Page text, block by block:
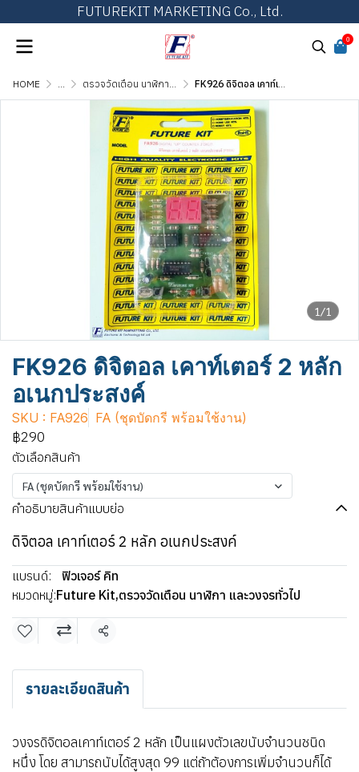
FUTUREKIT MARKETING Co., Ltd.
0
HOME ... ตรวจวัดเตือน นาฬิกา และวงจรทั่วไป FK926 ดิจิตอล เคาท์เตอร์ 2 หลัก อเนกประสงค์
1/1
FK926 ดิจิตอล เคาท์เตอร์ 2 หลัก
อเนกประสงค์
SKU : FA926 FA (ชุดบัดกรี พร้อมใช้งาน)
฿290
ตัวเลือกสินค้า
FA (ชุดบัดกรี พร้อมใช้งาน)
คำอธิบายสินค้าแบบย่อ
ดิจิตอล เคาท์เตอร์ 2 หลัก อเนกประสงค์
แบรนด์:
ฟิวเจอร์ คิท
หมวดหมู่:Future Kit,ตรวจวัดเตือน นาฬิกา และวงจรทั่วไป
แชร์
รายละเอียดสินค้า
วงจรดิจิตอลเคาท์เตอร์ 2 หลัก เป็นแผงตัวเลขนับจำนวนชนิด
หนึ่ง โดย สามารถนับได้สูงสุด 99 แต่ถ้าต้องการเพิ่มจำนวนก็ได้